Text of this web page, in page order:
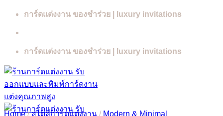
Skip
การ์ดแต่งงาน ของชำร่วย | luxury invitations
การ์ดแต่งงาน ของชำร่วย | luxury invitations
Home / สไตล์การ์ดแต่งงาน / Modern & Minimal